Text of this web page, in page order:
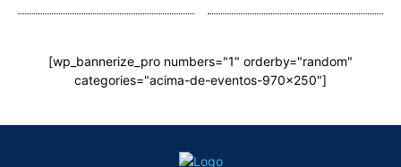
[wp_bannerize_pro numbers="1" orderby="random"
categories="acima-de-eventos-970x250"]